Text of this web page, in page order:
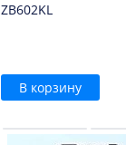
ZB602KL
В корзину